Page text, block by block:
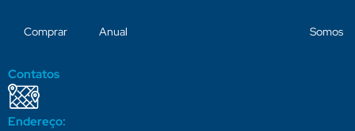
Comprar Anual Somos
Contatos
Endereço: